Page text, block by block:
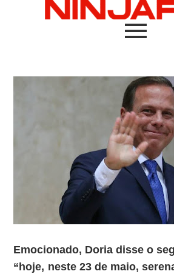
Emocionado, Doria disse o
“hoje, neste 23 de maio,